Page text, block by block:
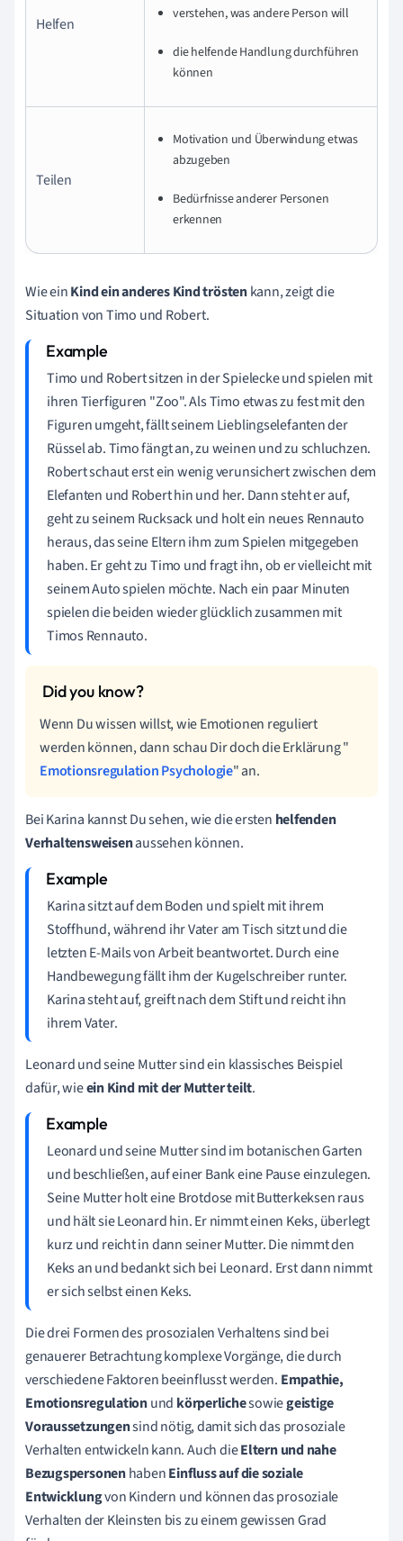
Helfen
verstehen, was andere Person will
die helfende Handlung durchführen
können
Teilen
Motivation und Überwindung etwas
abzugeben
Bedürfnisse anderer Personen
erkennen
Wie einKind ein anderes Kindtröstenkann, zeigt die
Situation von Timo und Robert.
Timo und Robert sitzen in der Spielecke und spielen mit
ihren Tierfiguren "Zoo". Als Timo etwas zu fest mit den
Figuren umgeht, fällt seinem Lieblingselefanten der
Rüssel ab. Timo fängt an, zu weinen und zu schluchzen.
Robert schaut erst ein wenig verunsichert zwischen dem
Elefanten und Robert hin und her. Dann steht er auf,
geht zu seinem Rucksack und holt ein neues Rennauto
heraus, das seine Eltern ihm zum Spielen mitgegeben
haben. Er geht zu Timo und fragt ihn, ob er vielleicht mit
seinem Auto spielen möchte. Nach ein paar Minuten
spielen die beiden wieder glücklich zusammen mit
Timos Rennauto.
Wenn Du wissen willst, wie Emotionen reguliert
werden können, dann schau Dir doch die Erklärung "
Emotionsregulation Psychologie" an.
Bei Karina kannst Du sehen, wie die ersten helfenden
Verhaltensweisenaussehen können.
Karina sitzt auf dem Boden und spielt mit ihrem
Stoffhund, während ihr Vater am Tisch sitzt und die
letzten E-Mails von Arbeit beantwortet. Durch eine
Handbewegung fällt ihm der Kugelschreiber runter.
Karina steht auf, greift nach dem Stift und reicht ihn
ihrem Vater.
Leonard und seine Mutter sind ein klassisches Beispiel
dafür, wieein Kind mit der Mutter teilt.
Leonard und seine Mutter sind im botanischen Garten
und beschließen, auf einer Bank eine Pause einzulegen.
Seine Mutter holt eine Brotdose mit Butterkeksen raus
und hält sie Leonard hin. Er nimmt einen Keks, überlegt
kurz und reicht in dann seiner Mutter. Die nimmt den
Keks an und bedankt sich bei Leonard. Erst dann nimmt
er sich selbst einen Keks.
Die drei Formen des prosozialen Verhaltens sind bei
genauerer Betrachtung komplexe Vorgänge, die durch
verschiedene Faktoren beeinflusst werden. Empathie,
Emotionsregulationund körperlichesowiegeistige
Voraussetzungensind nötig, damit sich das prosoziale
Verhalten entwickeln kann. Auch dieEltern und nahe
BezugspersonenhabenEinfluss auf die soziale
Entwicklungvon Kindern und können das prosoziale
Verhalten der Kleinsten bis zu einem gewissen Grad